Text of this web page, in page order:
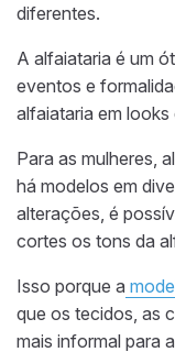
diferentes.
A alfaiataria é um
eventos e
alfaiataria em
Para as mulheres,
há modelos em
alterações, é
cortes os tons da
Isso porque a
que os tecidos, as
mais informal para